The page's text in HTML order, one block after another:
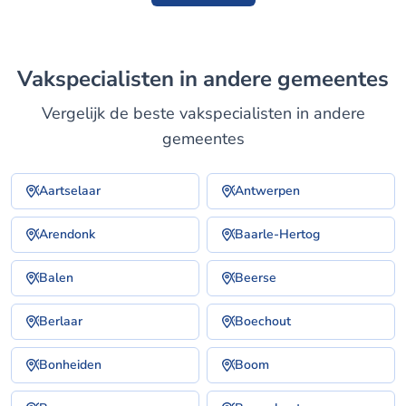
Vakspecialisten in andere gemeentes
Vergelijk de beste vakspecialisten in andere
gemeentes
Aartselaar Antwerpen
Arendonk Baarle-Hertog
Balen Beerse
Berlaar Boechout
Bonheiden Boom